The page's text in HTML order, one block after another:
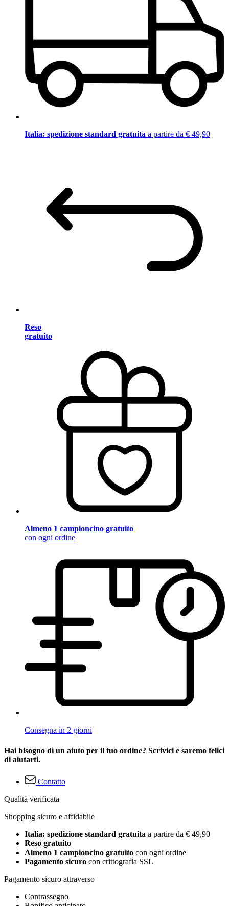
Italia: spedizione standard gratuita a partire da € 49,90
Reso
gratuito
Almeno 1 campioncino gratuito
con ogni ordine
Consegna in 2 giorni
Hai bisogno di un aiuto per il tuo ordine? Scrivici e saremo felici
di aiutarti.
Contatto
Qualità verificata
Shopping sicuro e affidabile
Italia: spedizione standard gratuita a partire da € 49,90
Reso gratuito
Almeno 1 campioncino gratuito con ogni ordine
Pagamento sicuro con crittografia SSL
Pagamento sicuro attraverso
Contrassegno